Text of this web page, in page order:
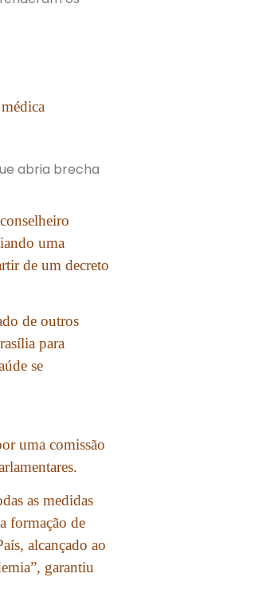
abria brecha
uma
de um decreto
de outros
para
se
uma comissão
as medidas
formação de
alcançado ao
garantiu